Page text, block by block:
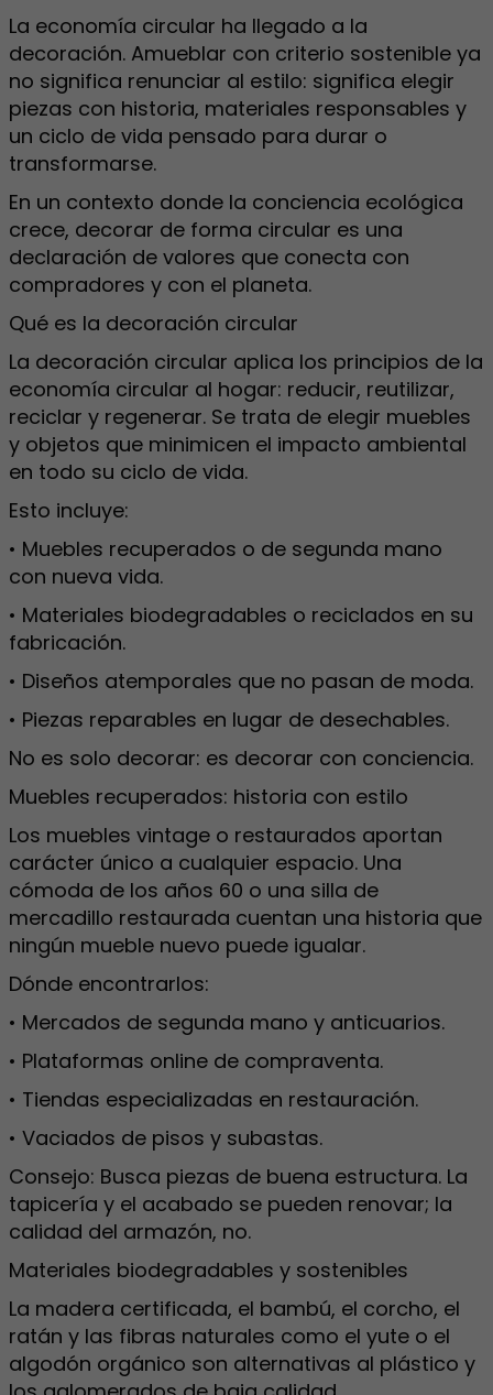
La economía circular ha llegado a la
decoración. Amueblar con criterio sostenible ya
no significa renunciar al estilo: significa elegir
piezas con historia, materiales responsables y
un ciclo de vida pensado para durar o
transformarse.
En un contexto donde la conciencia ecológica
crece, decorar de forma circular es una
declaración de valores que conecta con
compradores y con el planeta.
Qué es la decoración circular
La decoración circular aplica los principios de la
economía circular al hogar: reducir, reutilizar,
reciclar y regenerar. Se trata de elegir muebles
y objetos que minimicen el impacto ambiental
en todo su ciclo de vida.
Esto incluye:
• Muebles recuperados o de segunda mano
con nueva vida.
• Materiales biodegradables o reciclados en su
fabricación.
• Diseños atemporales que no pasan de moda.
• Piezas reparables en lugar de desechables.
No es solo decorar: es decorar con conciencia.
Muebles recuperados: historia con estilo
Los muebles vintage o restaurados aportan
carácter único a cualquier espacio. Una
cómoda de los años 60 o una silla de
mercadillo restaurada cuentan una historia que
ningún mueble nuevo puede igualar.
Dónde encontrarlos:
• Mercados de segunda mano y anticuarios.
• Plataformas online de compraventa.
• Tiendas especializadas en restauración.
• Vaciados de pisos y subastas.
Consejo: Busca piezas de buena estructura. La
tapicería y el acabado se pueden renovar; la
calidad del armazón, no.
Materiales biodegradables y sostenibles
La madera certificada, el bambú, el corcho, el
ratán y las fibras naturales como el yute o el
algodón orgánico son alternativas al plástico y